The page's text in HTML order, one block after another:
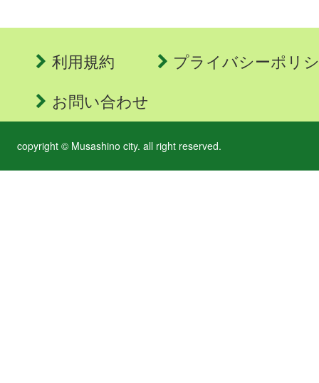
利用規約
プライバシーポリ
お問い合わせ
copyright © Musashino city. all right reserved.